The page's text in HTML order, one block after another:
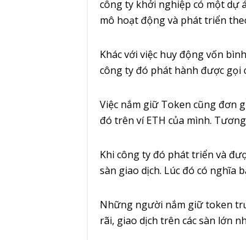
công ty khởi nghiệp có một dự
mô hoạt động và phát triển
Khác với việc huy động vốn
công ty đó phát hành được gọi
Việc nắm giữ Token cũng đơn
đó trên ví ETH của mình.
Khi công ty đó phát triển và
sàn giao dịch. Lúc đó có nghĩa
Những người nắm giữ token
rãi, giao dịch trên các sàn lớn